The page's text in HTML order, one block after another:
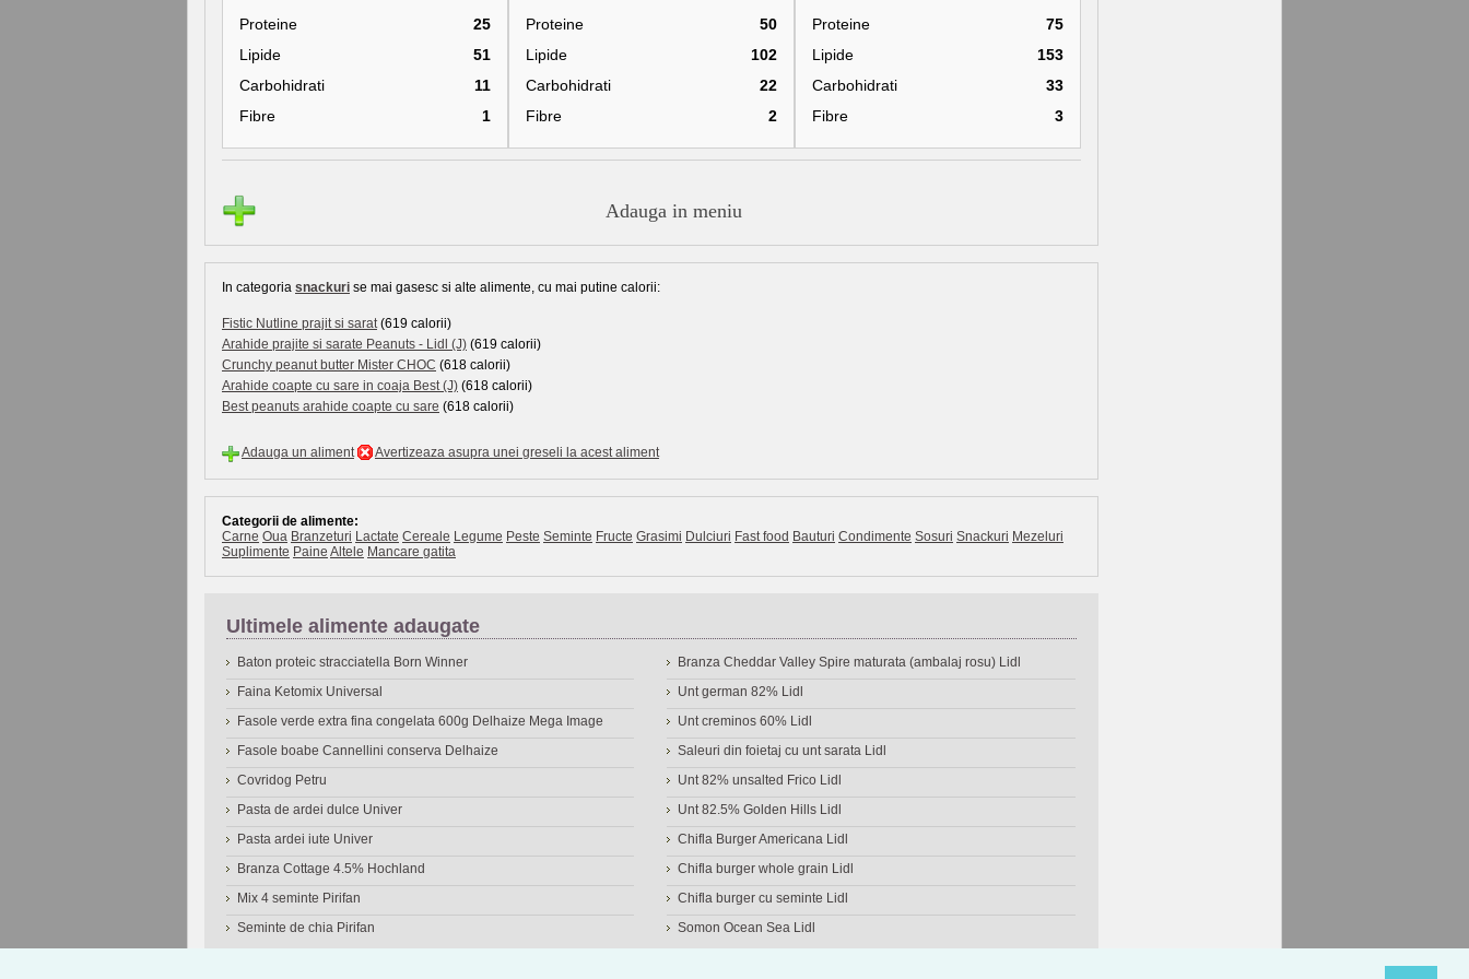
Proteine
25
Lipide
51
Carbohidrati
11
Fibre
1
Proteine
50
Lipide
102
Carbohidrati
22
Fibre
2
Proteine
75
Lipide
153
Carbohidrati
33
Fibre
3
Adauga in meniu
In categoria snackuri se mai gasesc si alte alimente, cu mai putine calorii:
Fistic Nutline prajit si sarat(619 calorii)
Arahide prajite si sarate Peanuts - Lidl (J) (619 calorii)
Crunchy peanut butter Mister CHOC (618 calorii)
Arahide coapte cu sare in coaja Best (J) (618 calorii)
Best peanuts arahide coapte cu sare (618 calorii)
Adauga un aliment Avertizeaza asupra unei greseli la acest aliment
Categorii de alimente:
Carne Oua Branzeturi Lactate Cereale Legume Peste Seminte Fructe Grasimi Dulciuri Fast food Bauturi Condimente Sosuri Snackuri Mezeluri
Suplimente Paine Altele Mancare gatita
Ultimele alimente adaugate
Baton proteic stracciatella Born Winner
Faina Ketomix Universal
Fasole verde extra fina congelata 600g Delhaize Mega Image
Fasole boabe Cannellini conserva Delhaize
Covridog Petru
Pasta de ardei dulce Univer
Pasta ardei iute Univer
Branza Cottage 4.5% Hochland
Mix 4 seminte Pirifan
Seminte de chia Pirifan
Branza Cheddar Valley Spire maturata (ambalaj rosu) Lidl
Unt german 82% Lidl
Unt creminos 60% Lidl
Saleuri din foietaj cu unt sarata Lidl
Unt 82% unsalted Frico Lidl
Unt 82.5% Golden Hills Lidl
Chifla Burger Americana Lidl
Chifla burger whole grain Lidl
Chifla burger cu seminte Lidl
Somon Ocean Sea Lidl